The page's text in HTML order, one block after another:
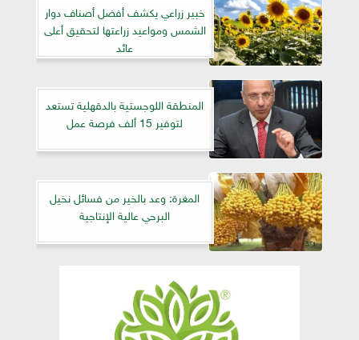
خبير زراعي يكشف أفضل أصناف دوار
الشمس ومواعيد زراعتها لتحقيق أعلى
عائد
المنطقة اللوجستية بالدقهلية تستعد
لتوفير 15 ألف فرصة عمل
المغرة: وعد بالخير من فسائل نخيل
البرحي عالية الإنتاجية